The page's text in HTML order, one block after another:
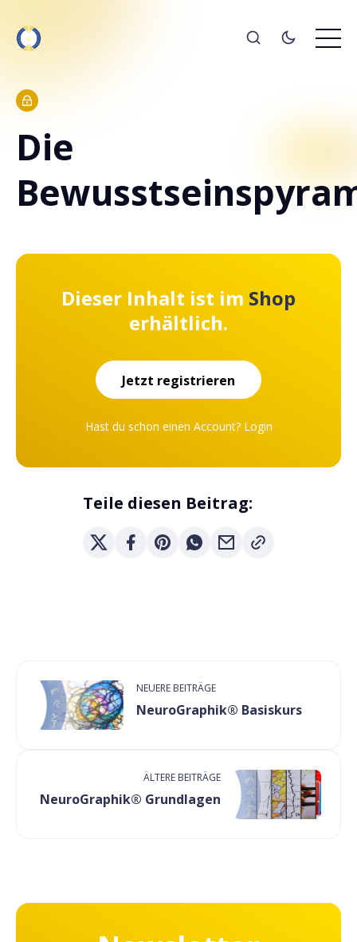
Die
Dieser Inhalt ist im Shop
erhältlich.
Jetzt registrieren
Hast du schon einen Account? Login
Teile diesen Beitrag:
NEUERE BEITRÄGE
NeuroGraphik® Basiskurs
ÄLTERE BEITRÄGE
NeuroGraphik® Grundlagen